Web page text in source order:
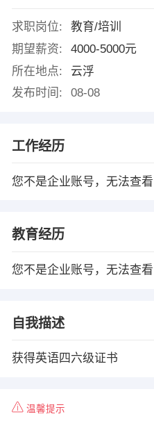
求职岗位:
教育/培训
期望薪资:
4000-5000元
所在地点:
云浮
发布时间:
08-08
工作经历
您不是企业账号，无法查看
教育经历
您不是企业账号，无法查看
自我描述
获得英语四六级证书
温馨提示